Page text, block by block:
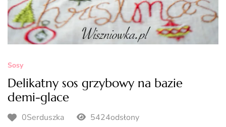
Sosy
Delikatny sos grzybowy na bazie
demi-glace
0Serduszka 5424odsłony